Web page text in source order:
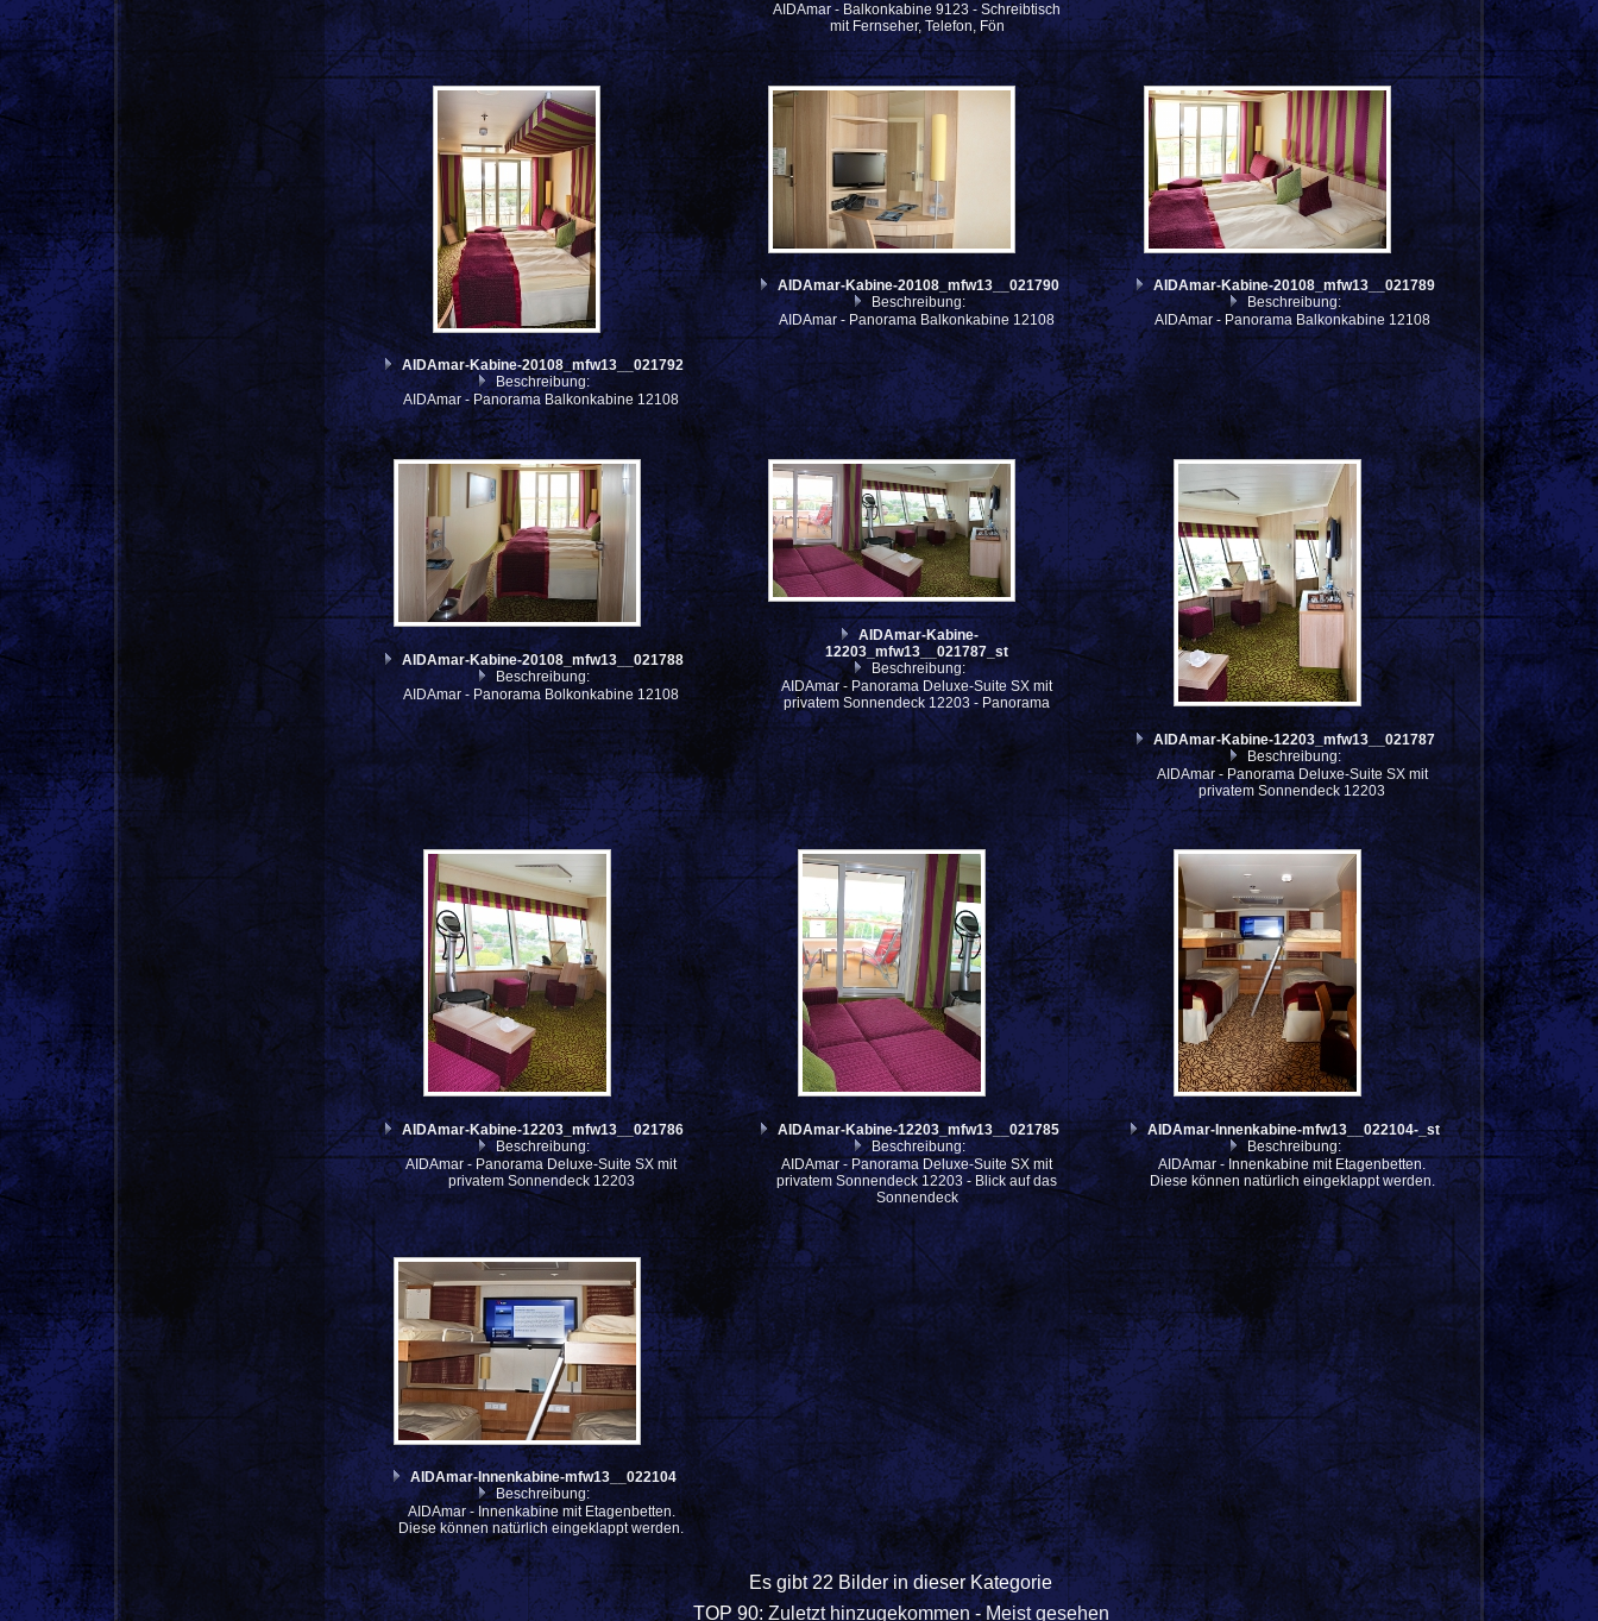
AIDAmar - Balkonkabine 9123 - Schreibtisch
mit Fernseher, Telefon, Fön
AIDAmar-Kabine-20108_mfw13__021792
Beschreibung:
AIDAmar - Panorama Balkonkabine 12108
AIDAmar-Kabine-20108_mfw13__021790
Beschreibung:
AIDAmar - Panorama Balkonkabine 12108
AIDAmar-Kabine-20108_mfw13__021789
Beschreibung:
AIDAmar - Panorama Balkonkabine 12108
AIDAmar-Kabine-20108_mfw13__021788
Beschreibung:
AIDAmar - Panorama Bolkonkabine 12108
AIDAmar-Kabine-
12203_mfw13__021787_st
Beschreibung:
AIDAmar - Panorama Deluxe-Suite SX mit
privatem Sonnendeck 12203 - Panorama
AIDAmar-Kabine-12203_mfw13__021787
Beschreibung:
AIDAmar - Panorama Deluxe-Suite SX mit
privatem Sonnendeck 12203
AIDAmar-Kabine-12203_mfw13__021786
Beschreibung:
AIDAmar - Panorama Deluxe-Suite SX mit
privatem Sonnendeck 12203
AIDAmar-Kabine-12203_mfw13__021785
Beschreibung:
AIDAmar - Panorama Deluxe-Suite SX mit
privatem Sonnendeck 12203 - Blick auf das
Sonnendeck
AIDAmar-Innenkabine-mfw13__022104-_st
Beschreibung:
AIDAmar - Innenkabine mit Etagenbetten.
Diese können natürlich eingeklappt werden.
AIDAmar-Innenkabine-mfw13__022104
Beschreibung:
AIDAmar - Innenkabine mit Etagenbetten.
Diese können natürlich eingeklappt werden.
Es gibt 22 Bilder in dieser Kategorie
TOP 90: Zuletzt hinzugekommen-Meist gesehen